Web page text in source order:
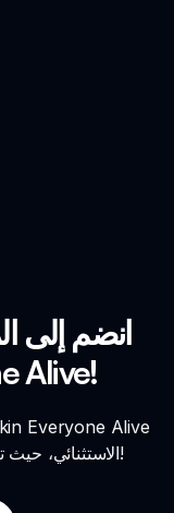
انضم إلى
Alive!
الاستثنائي، حيث تنتظرك الإثارة. تحدى نفسك وعب الآن!